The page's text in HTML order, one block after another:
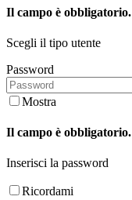
Il campo è obbligatorio.
Scegli il tipo utente
Password
Mostra
Il campo è obbligatorio.
Inserisci la password
Ricordami